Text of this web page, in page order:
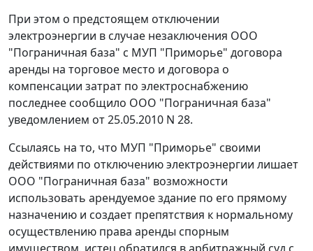
При этом о предстоящем отключении
электроэнергии в случае незаключения ООО
"Пограничная база" с МУП "Приморье" договора
аренды на торговое место и договора о
компенсации затрат по электроснабжению
последнее сообщило ООО "Пограничная база"
уведомлением от 25.05.2010 N 28.
Ссылаясь на то, что МУП "Приморье" своими
действиями по отключению электроэнергии лишает
ООО "Пограничная база" возможности
использовать арендуемое здание по его прямому
назначению и создает препятствия к нормальному
осуществлению права аренды спорным